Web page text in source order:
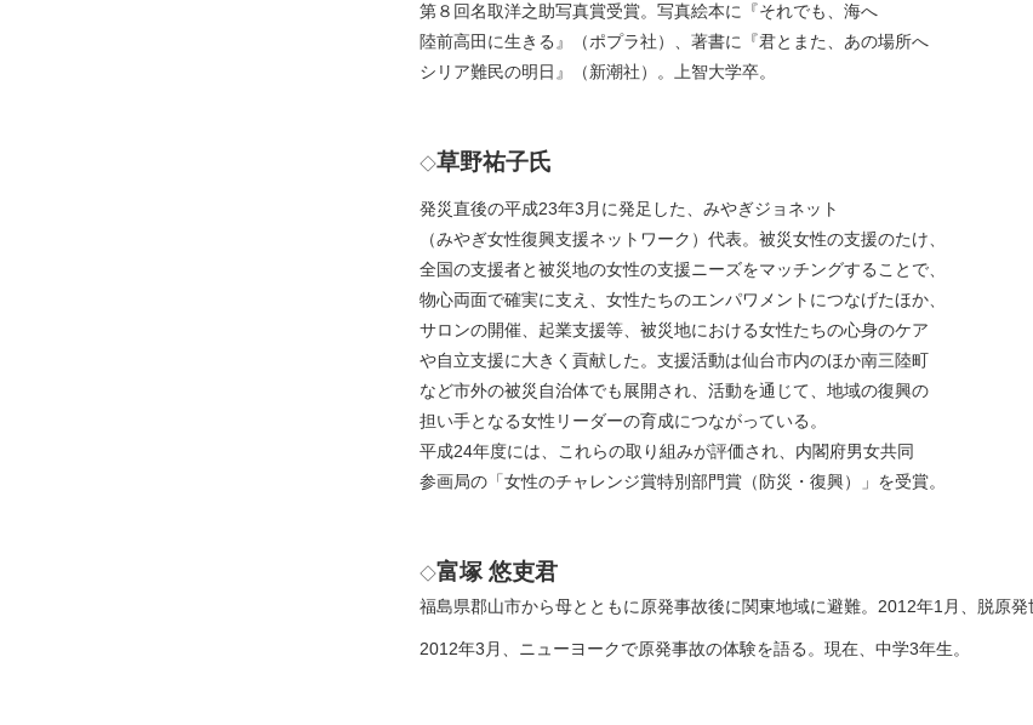
第８回名取洋之助写真賞受賞。写真絵本に『それでも、海へ
陸前高田に生きる』（ポプラ社）、著書に『君とまた、あの場所へ
シリア難民の明日』（新潮社）。上智大学卒。
◇草野祐子氏
発災直後の平成23年3月に発足した、みやぎジョネット
（みやぎ女性復興支援ネットワーク）代表。被災女性の支援のたけ、
全国の支援者と被災地の女性の支援ニーズをマッチングすることで、
物心両面で確実に支え、女性たちのエンパワメントにつなげたほか、
サロンの開催、起業支援等、被災地における女性たちの心身のケア
や自立支援に大きく貢献した。支援活動は仙台市内のほか南三陸町
など市外の被災自治体でも展開され、活動を通じて、地域の復興の
担い手となる女性リーダーの育成につながっている。
平成24年度には、これらの取り組みが評価され、内閣府男女共同
参画局の「女性のチャレンジ賞特別部門賞（防災・復興）」を受賞。
◇富塚 悠吏君
福島県郡山市から母とともに原発事故後に関東地域に避難。2012年1月、脱原発
2012年3月、ニューヨークで原発事故の体験を語る。現在、中学3年生。